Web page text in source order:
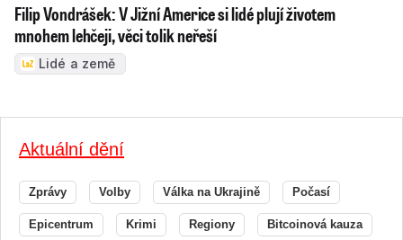
Filip Vondrášek: V Jižní Americe si lidé plují životem
mnohem lehčeji, věci tolik neřeší
Lidé a země
Aktuální dění
Zprávy Volby Válka na Ukrajině Počasí
Epicentrum Krimi Regiony Bitcoinová kauza